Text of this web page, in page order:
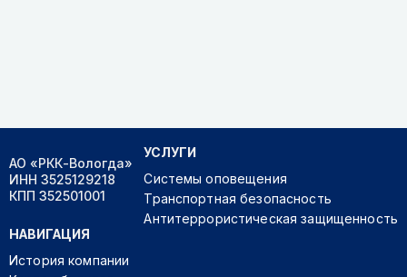
АО «РКК-Вологда»
ИНН 3525129218
КПП 352501001
УСЛУГИ
Системы оповещения
Транспортная безопасность
Антитеррористическая защищенность
НАВИГАЦИЯ
История компании